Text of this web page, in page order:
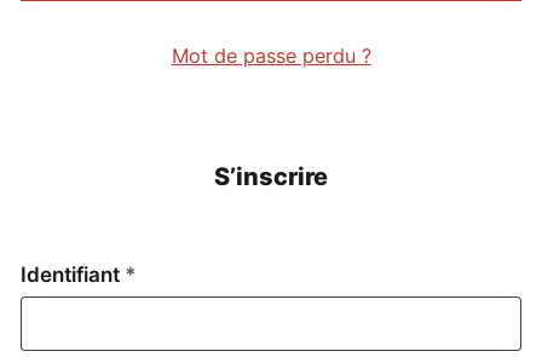
Mot de passe perdu ?
S’inscrire
Identifiant *